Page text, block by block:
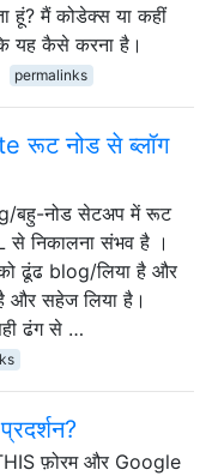
हूं? मैं कोडेक्स या कहीं
यह कैसे करना है।
permalinks
रूट नोड से ब्लॉग
बहु-नोड सेटअप में रूट
से निकालना संभव है ।
ढूंढ blog/लिया है और
और सहेज लिया है।
ढंग से …
फ़ोरम और Google